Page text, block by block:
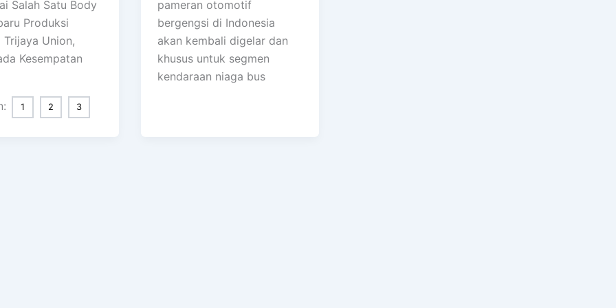
Salah Satu Body
Produksi
Trijaya Union,
Kesempatan
1 2 3
pameran otomotif
bergengsi di Indonesia
akan kembali digelar dan
khusus untuk segmen
kendaraan niaga bus